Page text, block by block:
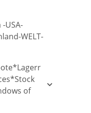
USA-
WELT-
of